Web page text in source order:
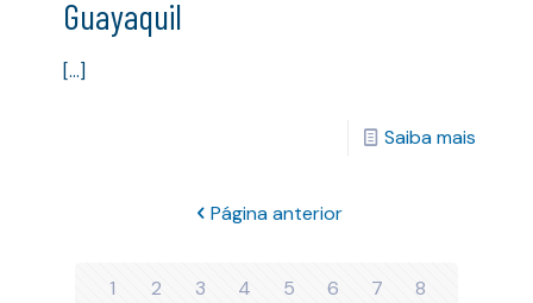
Guayaquil
[…]
Saiba mais
Página anterior
1 2 3 4 5 6 7
8